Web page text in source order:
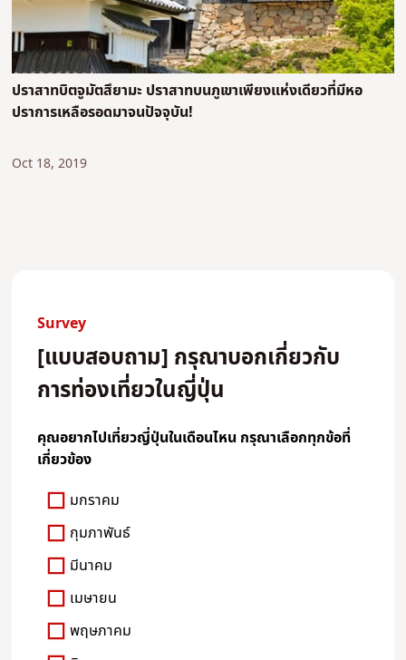
ปราสาทบิตจูมัตสึยามะ ปราสาทบนภูเขาเพียงแห่งเดียวที่มีหอ
ปราการเหลือรอดมาจนปัจจุบัน!
Oct 18, 2019
Survey
[แบบสอบถาม] กรุณาบอกเกี่ยวกับ
การท่องเที่ยวในญี่ปุ่น
คุณอยากไปเที่ยวญี่ปุ่นในเดือนไหน กรุณาเลือกทุกข้อที่
เกี่ยวข้อง
มกราคม
กุมภาพันธ์
มีนาคม
เมษายน
พฤษภาคม